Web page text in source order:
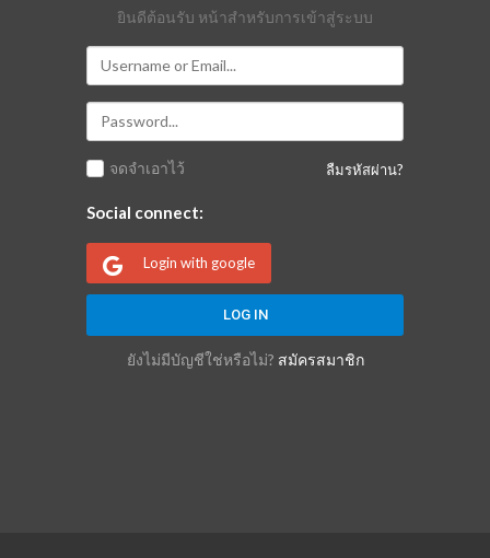
ยินดีต้อนรับ หน้าสำหรับการเข้าสู่ระบบ
ลืมรหัสผ่าน?
จดจำเอาไว้
Social connect:
Login with google
ยังไม่มีบัญชีใช่หรือไม่? สมัครสมาชิก